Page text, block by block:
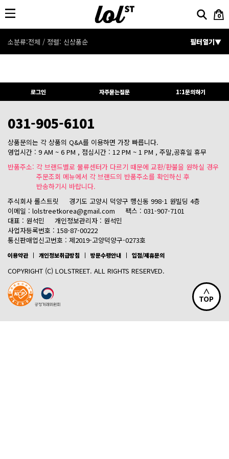
0
소분류:전체 / 정렬: 신상품순 필터열기▼
인기상품순
할인율순
가격 ~
컬러
세일 신상품 품절상품 제외
로그인 자주묻는질문 1:1문의하기
031-905-6101
상품문의는 각 상품의 Q&A를 이용하면 가장 빠릅니다.
영업시간 : 9 AM ~ 6 PM , 점심시간 : 12 PM ~ 1 PM , 주말,공휴일 휴무
반품주소: 각 브랜드별로 물류센터가 다르기 때문에 교환/환불을 원하실 경우
주문조회 메뉴에서 각 브랜드의 반품주소를 확인하신 후
반송하기시 바랍니다.
주식회사 롤스트릿
경기도 고양시 덕양구 행신동 998-1 원빌딩 4층
이메일 : lolstreetkorea@gmail.com
팩스 : 031-907-7101
대표 : 원석민
개인정보관리자 : 원석민
사업자등록번호 : 158-87-00222
통신판매업신고번호 : 제2019-고양덕양구-0273호
이용약관 개인정보취급방침 방문수령안내 입점/제휴문의
COPYRIGHT (C) LOLSTREET. ALL RIGHTS RESERVED.
∧
TOP